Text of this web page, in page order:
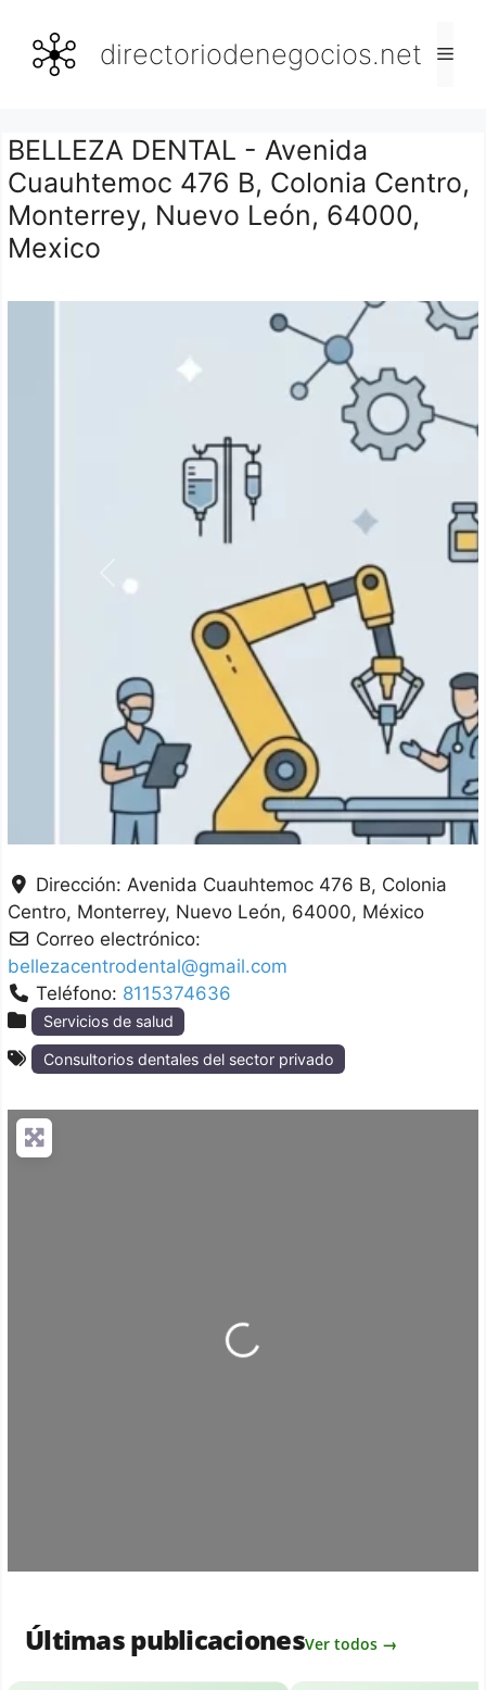
contenido
directoriodenegocios.net
BELLEZA DENTAL - Avenida
Cuauhtemoc 476 B, Colonia Centro,
Monterrey, Nuevo León, 64000,
Mexico
Anterior
Dirección:Avenida Cuauhtemoc 476 B, Colonia
Centro Monterrey Nuevo León 64000 México
Correo electrónico:
bellezacentrodental@gmail.com
Teléfono: 8115374636
Servicios de salud
Consultorios dentales del sector privado
Loading...
Últimas publicacionesVer todos →